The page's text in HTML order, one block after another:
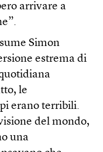
arrivare a
Simon
estrema di
le
erano terribili.
del mondo,
una